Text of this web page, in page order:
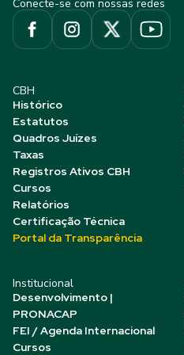
Conecte-se com nossas redes
CBH
Histórico
Estatutos
Quadros Juízes
Taxas
Registros Ativos CBH
Cursos
Relatórios
Certificação Técnica
Portal da Transparência
Institucional
Desenvolvimento |
PRONACAP
FEI / Agenda Internacional
Cursos